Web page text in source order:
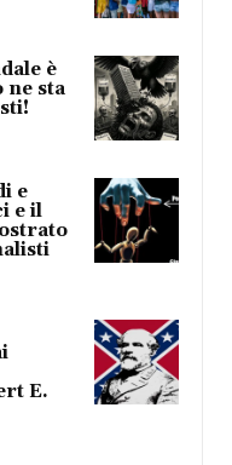
è
ne sta
e
e il
E.